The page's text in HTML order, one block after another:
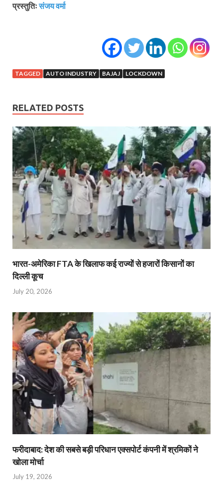
प्रस्तुतिःसंजय वर्मा
TAGGED AUTO INDUSTRY BAJAJ LOCKDOWN
RELATED POSTS
भारत-अमेरिका FTA के खिलाफ कई राज्यों से हजारों किसानों का
दिल्ली कूच
July 20, 2026
फरीदाबाद: देश की सबसे बड़ी परिधान एक्सपोर्ट कंपनी में श्रमिकों ने
खोला मोर्चा
July 19, 2026